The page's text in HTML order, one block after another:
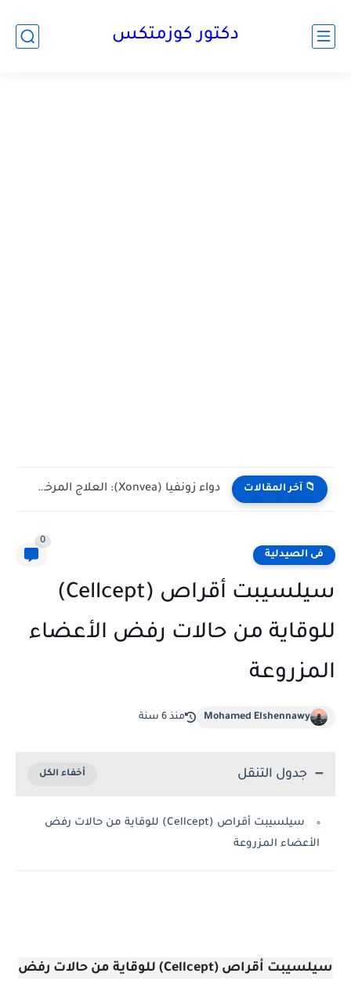
دكتور كوزمتكس
📁 آخر المقالات دواء زونفيا (Xonvea): العلاج المرخص والآمن لغثيان القيء الشديد أثناء...
فى الصيدلية
0
سيلسيبت أقراص (Cellcept)
للوقاية من حالات رفض الأعضاء
المزروعة
Mohamed Elshennawy منذ 6 سنة
جدول التنقل
سيلسيبت أقراص (Cellcept) للوقاية من حالات رفض
الأعضاء المزروعة
سيلسيبت أقراص (Cellcept) للوقاية من حالات رفض